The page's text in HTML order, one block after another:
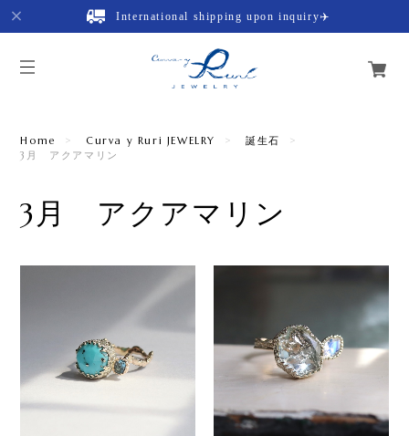
International shipping upon inquiry✈️
Home Curva y Ruri JEWELRY
誕生石
3月 アクアマリン
3月 アクアマリン